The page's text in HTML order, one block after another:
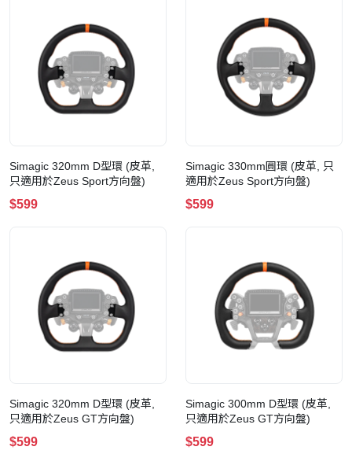
Simagic 320mm D型環 (皮革,
只適用於Zeus Sport方向盤)
$599
Simagic 330mm圓環 (皮革, 只
適用於Zeus Sport方向盤)
$599
Simagic 320mm D型環 (皮革,
只適用於Zeus GT方向盤)
$599
Simagic 300mm D型環 (皮革,
只適用於Zeus GT方向盤)
$599